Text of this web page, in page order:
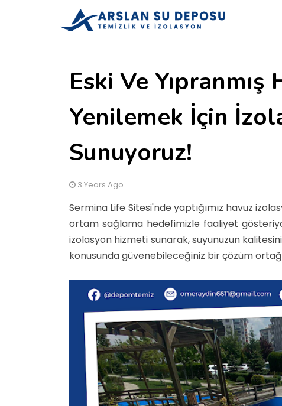
Eski Ve Yıpranmış
Yenilemek İçin
Sunuyoruz!
3 Years Ago
Sermina Life Sitesi'nde yaptığımız havuz
ortam sağlama hedefimizle faaliyet
izolasyon hizmeti sunarak, suyunuzun
konusunda güvenebileceğiniz bir çözüm